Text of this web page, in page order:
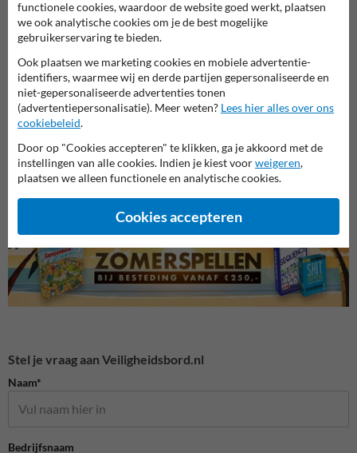
Bouwplaats borden
terrein
Stel je vraag aan Veiligheidsbord.nl
Naam*
Bedrijfsnaam
functionele cookies, waardoor de website goed werkt, plaatsen
we ook analytische cookies om je de best mogelijke
gebruikerservaring te bieden.
Ook plaatsen we marketing cookies en mobiele advertentie-
identifiers, waarmee wij en derde partijen gepersonaliseerde en
niet-gepersonaliseerde advertenties tonen
(advertentiepersonalisatie). Meer weten? Lees hier alles over ons
cookiebeleid.
Door op "Cookies accepteren" te klikken, ga je akkoord met de
instellingen van alle cookies. Indien je kiest voorweigeren,
plaatsen we alleen functionele en analytische cookies.
Cookies accepteren